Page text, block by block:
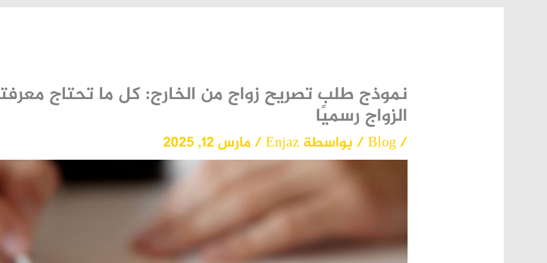
نموذج طلب تصريح زواج من الخارج: كل ما تحتاج
الزواج رسميًا
/
Blog/ بواسطة Enjaz
/مارس 12, 2025